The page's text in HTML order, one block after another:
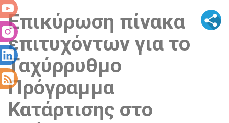
Επικύρωση πίνακα
επιτυχόντων για το
Ταχύρρυθμο
Πρόγραμμα
Κατάρτισης στο